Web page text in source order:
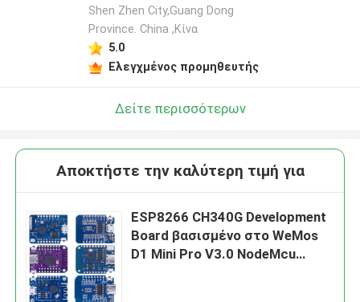
Αφήστε ένα μήνυμα
Shen Zhen City,Guang Dong
Province. China ,Κίνα
5.0
Ελεγχμένος προμηθευτής
Δείτε περισσότερων
Αποκτήστε την καλύτερη τιμή για
ESP8266 CH340G Development
Board βασισμένο στο WeMos
D1 Mini Pro V3.0 NodeMcu